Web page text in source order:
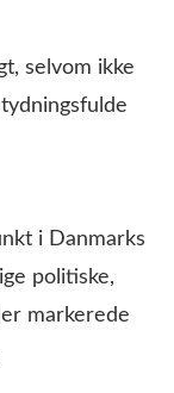
selvom ikke
i Danmarks
politiske,
markerede